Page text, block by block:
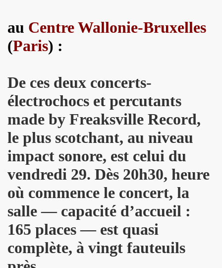
au Centre Wallonie-Bruxelles
(Paris) :
De ces deux concerts-
électrochocs et percutants
made by Freaksville Record,
le plus scotchant, au niveau
impact sonore, est celui du
vendredi 29. Dès 20h30, heure
où commence le concert, la
salle — capacité d’accueil :
165 places — est quasi
complète, à vingt fauteuils
avril 2019 a Paris pour la suite de l enregistrement de
concert") : chronique de son album "J'ai quelque
a toi" et concert le 19 octobre 2018 a La Seine Musicale
au 11 fevrier 2019 a Paris pour l enregistrement de
17 septembre 2018 a Paris.
en août 2018 pour rendre visite a MARIE FRANCE.
du 29 juin au 8 juillet 2018 pour le tournage du film
Duvall", "39 de fievre") : interview dans "La Gazette du
("Les rocks les plus terribles"), BOBBIE
auteur de huit textes de l album "JOHNNY,
19 fevrier 2018 a Paris.
de MARIE FRANCE (avec STAIV GENTIS) par